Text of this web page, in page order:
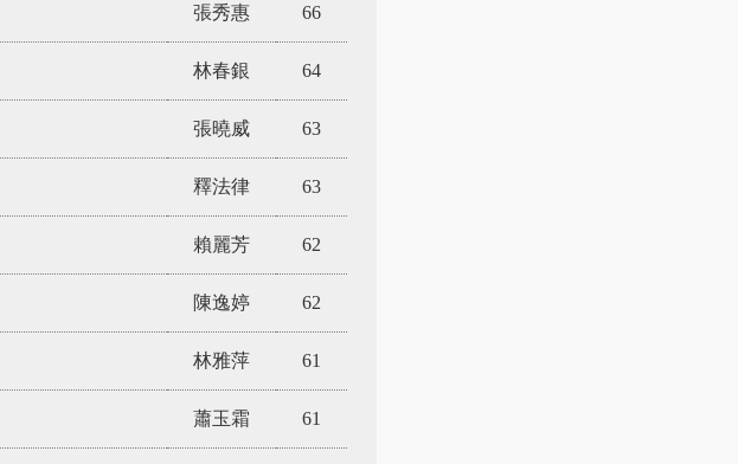
張秀惠 66
林春銀 64
張曉威 63
釋法律 63
賴麗芳 62
陳逸婷 62
林雅萍 61
蕭玉霜 61